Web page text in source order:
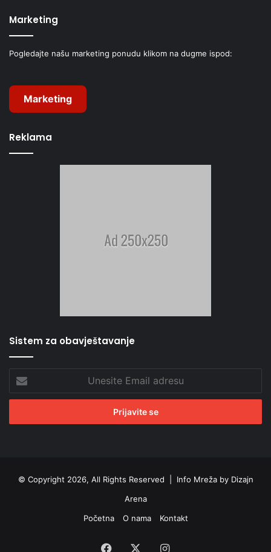
Marketing
Pogledajte našu marketing ponudu klikom na dugme ispod:
Marketing
Reklama
Sistem za obavještavanje
Email
adresu
© Copyright 2026, All Rights Reserved | Info Mreža by Dizajn
Arena
Početna
O nama Kontakt
Facebook Instagram